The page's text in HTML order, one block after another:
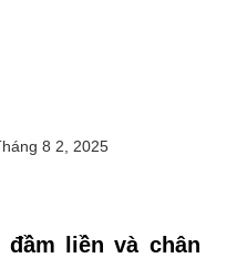
8 2, 2025
liền và chân